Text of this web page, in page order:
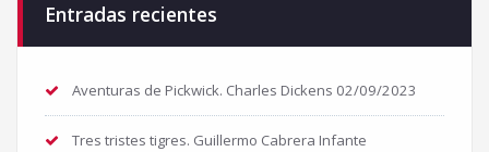
Entradas recientes
Aventuras de Pickwick. Charles Dickens 02/09/2023
Tres tristes tigres. Guillermo Cabrera Infante